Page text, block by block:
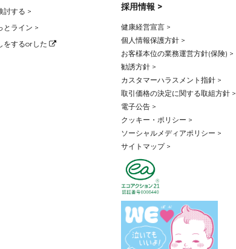
討する >
とライン >
をするorした
採用情報 >
健康経営宣言 >
個人情報保護方針 >
お客様本位の業務運営方針(保険) >
勧誘方針 >
カスタマーハラスメント指針 >
取引価格の決定に関する取組方針 >
電子公告 >
クッキー・ポリシー >
ソーシャルメディアポリシー >
サイトマップ >